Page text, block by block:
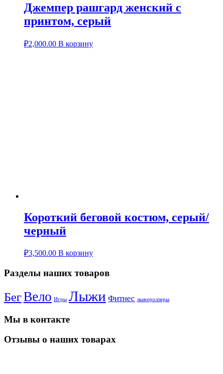
Джемпер рашгард женский с
принтом, серый
₽2,000.00 В корзину
Короткий беговой костюм, серый/
черный
₽3,500.00 В корзину
Разделы наших товаров
БегВело Игры Лыжи Фитнес лыжероллеры
Мы в контакте
Отзывы о наших товарах